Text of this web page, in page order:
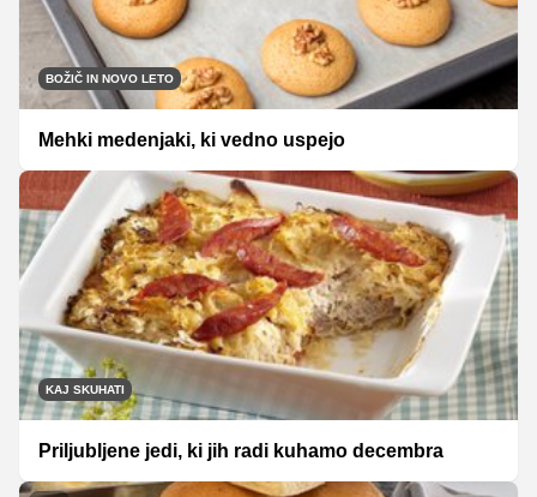
BOŽIČ IN NOVO LETO
Mehki medenjaki, ki vedno uspejo
KAJ SKUHATI
Priljubljene jedi, ki jih radi kuhamo decembra